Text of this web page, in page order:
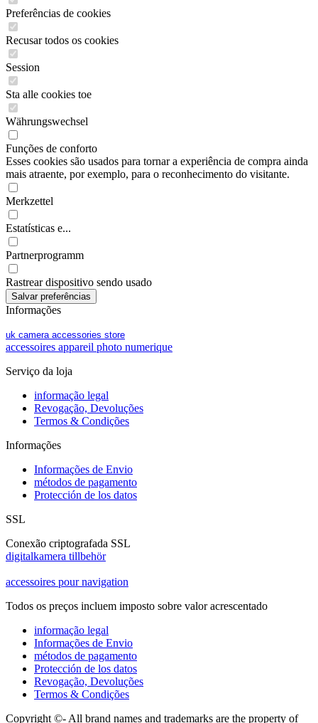
Preferências de cookies
Recusar todos os cookies
Session
Sta alle cookies toe
Währungswechsel
Funções de conforto
Esses cookies são usados para tornar a experiência de compra ainda
mais atraente, por exemplo, para o reconhecimento do visitante.
Merkzettel
Estatísticas e...
Partnerprogramm
Rastrear dispositivo sendo usado
Informações
uk camera accessories store
accessoires appareil photo numerique
Serviço da loja
informação legal
Revogação, Devoluções
Termos & Condições
Informações
Informações de Envio
métodos de pagamento
Protección de los datos
SSL
Conexão criptografada SSL
digitalkamera tillbehör
accessoires pour navigation
Todos os preços incluem imposto sobre valor acrescentado
informação legal
Informações de Envio
métodos de pagamento
Protección de los datos
Revogação, Devoluções
Termos & Condições
Copyright ©- All brand names and trademarks are the property of